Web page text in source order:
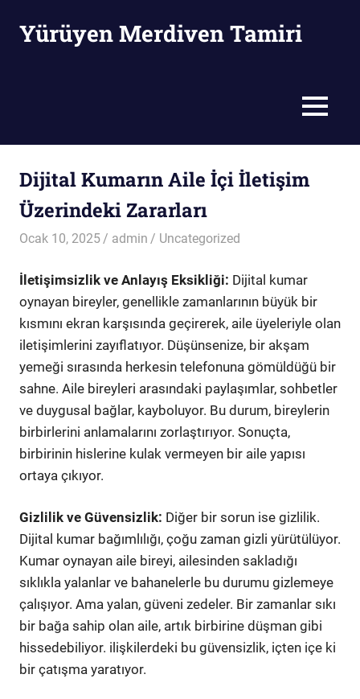
Yürüyen Merdiven Tamiri
MENU
Dijital Kumarın Aile İçi İletişim
Üzerindeki Zararları
Ocak 10, 2025 admin Uncategorized
İletişimsizlik ve Anlayış Eksikliği: Dijital kumar
oynayan bireyler, genellikle zamanlarının büyük bir
kısmını ekran karşısında geçirerek, aile üyeleriyle olan
iletişimlerini zayıflatıyor. Düşünsenize, bir akşam
yemeği sırasında herkesin telefonuna gömüldüğü bir
sahne. Aile bireyleri arasındaki paylaşımlar, sohbetler
ve duygusal bağlar, kayboluyor. Bu durum, bireylerin
birbirlerini anlamalarını zorlaştırıyor. Sonuçta,
birbirinin hislerine kulak vermeyen bir aile yapısı
ortaya çıkıyor.
Gizlilik ve Güvensizlik: Diğer bir sorun ise gizlilik.
Dijital kumar bağımlılığı, çoğu zaman gizli yürütülüyor.
Kumar oynayan aile bireyi, ailesinden sakladığı
sıklıkla yalanlar ve bahanelerle bu durumu gizlemeye
çalışıyor. Ama yalan, güveni zedeler. Bir zamanlar sıkı
bir bağa sahip olan aile, artık birbirine düşman gibi
hissedebiliyor. ilişkilerdeki bu güvensizlik, içten içe ki
bir çatışma yaratıyor.